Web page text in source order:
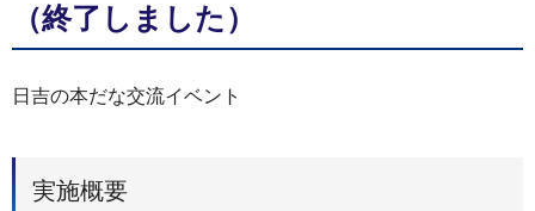
（終了しました）
日吉の本だな交流イベント
実施概要